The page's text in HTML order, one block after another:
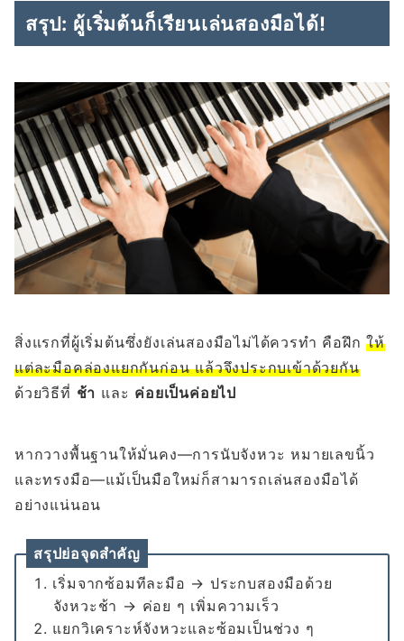
สรุป: ผู้เริ่มต้นก็เรียนเล่นสองมือได้!
สิ่งแรกที่ผู้เริ่มต้นซึ่งยังเล่นสองมือไม่ได้ควรทำ คือฝึกให้
แต่ละมือคล่องแยกกันก่อน แล้วจึงประกบเข้าด้วยกัน
ด้วยวิธีที่ ช้า และ ค่อยเป็นค่อยไป
หากวางพื้นฐานให้มั่นคง—การนับจังหวะ หมายเลขนิ้ว
และทรงมือ—แม้เป็นมือใหม่ก็สามารถเล่นสองมือได้
อย่างแน่นอน
สรุปย่อจุดสำคัญ
เริ่มจากซ้อมทีละมือ → ประกบสองมือด้วย
จังหวะช้า → ค่อย ๆ เพิ่มความเร็ว
แยกวิเคราะห์จังหวะและซ้อมเป็นช่วง ๆ